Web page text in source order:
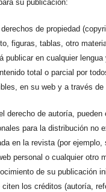
su publicación:
de propiedad
figuras, tablas, otro
publicar en cualquier lengua
total o parcial por
en su web y a través de
derecho de autoría, pueden
para la distribución no
en la revista (por ejemplo,
personal o cualquier otro
de su publicación
los créditos (autoría,